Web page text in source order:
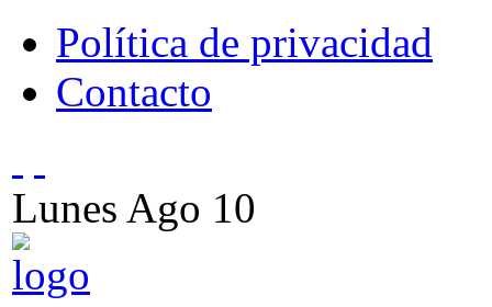
Política de privacidad
Contacto
Lunes Ago 10